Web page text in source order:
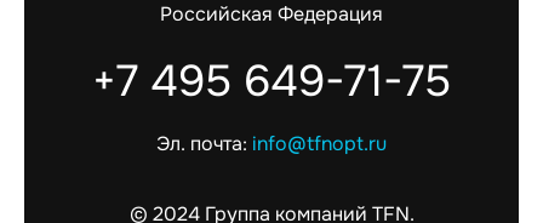
+7 495 649-71-75
Эл. почта: info@tfnopt.ru
Российская Федерация
© 2024 Группа компаний TFN.